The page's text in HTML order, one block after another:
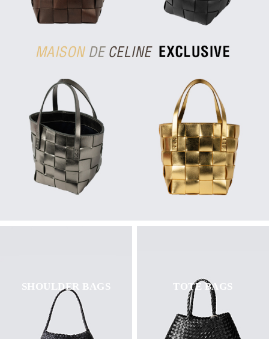
SHOULDER BAGS TOTE BAGS